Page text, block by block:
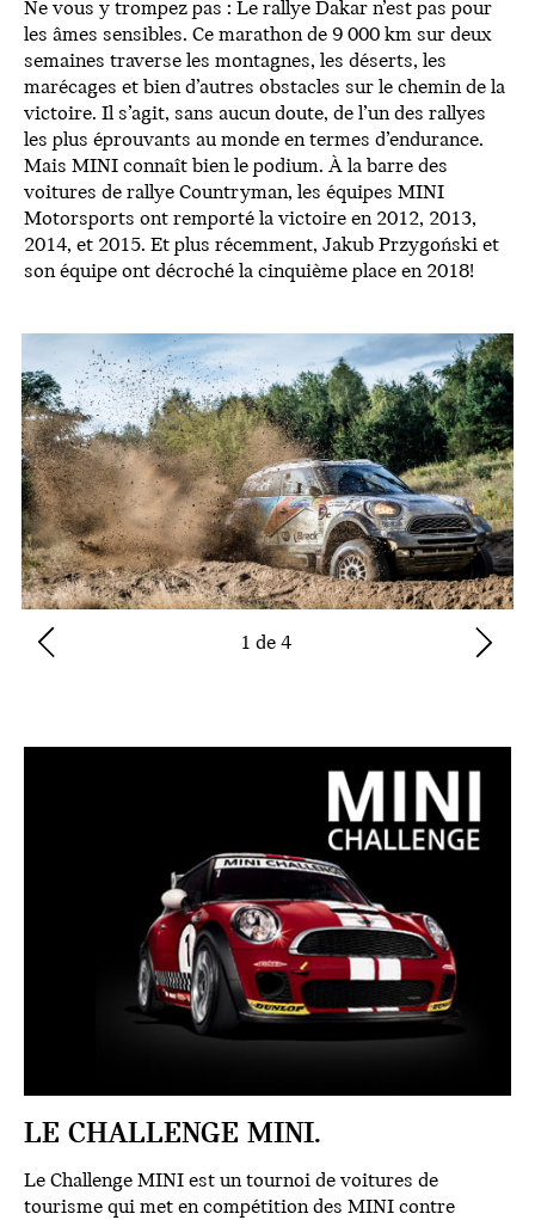
Ne vous y trompez pas : Le rallye Dakar n’est pas pour
les âmes sensibles. Ce marathon de 9 000 km sur deux
semaines traverse les montagnes, les déserts, les
marécages et bien d’autres obstacles sur le chemin de la
victoire. Il s’agit, sans aucun doute, de l’un des rallyes
les plus éprouvants au monde en termes d’endurance.
Mais MINI connaît bien le podium. À la barre des
voitures de rallye Countryman, les équipes MINI
Motorsports ont remporté la victoire en 2012, 2013,
2014, et 2015. Et plus récemment, Jakub Przygoński et
son équipe ont décroché la cinquième place en 2018!
1 de 4
LE CHALLENGE MINI.
Le Challenge MINI est un tournoi de voitures de
tourisme qui met en compétition des MINI contre